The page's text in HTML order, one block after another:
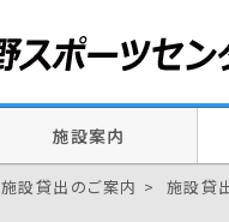
施設案内
施設貸出のご案内 施設貸